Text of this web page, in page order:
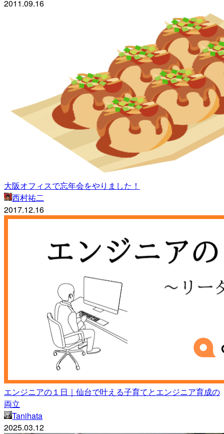
2011.09.16
大阪オフィスで忘年会をやりました！
西村祐二
2017.12.16
エンジニアの１日｜仙台で叶える子育てとエンジニア育成の
両立
Tanihata
2025.03.12